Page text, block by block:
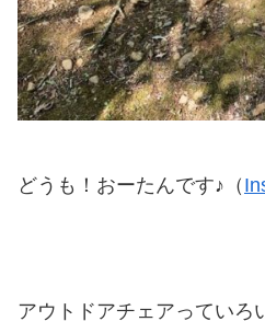
どうも！おーたんです♪（
アウトドアチェアっていろ